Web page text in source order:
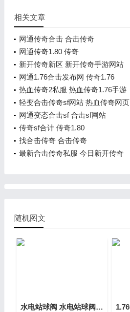
相关文章
网通传奇合击 合击传奇
网通传奇1.80 传奇
新开传奇新区 新开传奇手游网站
网通1.76合击发布网 传奇1.76
热血传奇2私服 热血传奇1.76手游
轻变合击传奇sf网站 热血传奇网页
网通变态合击sf 合击sf网站
传奇sf合计 传奇1.80
找合击传奇 合击传奇
最新合击传奇私服 今日新开传奇
随机图文
水电站球阀 水电站球阀的作用